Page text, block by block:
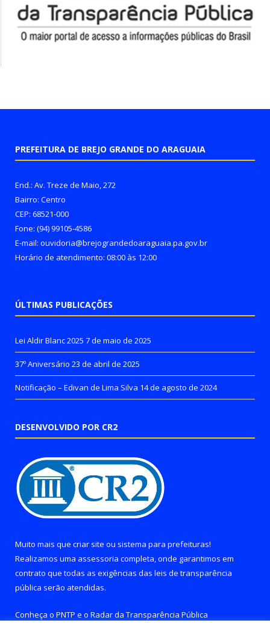
PREFEITURA DE BREJO GRANDE DO ARAGUAIA
End.: Av. Treze de Maio, 272
Bairro: Centro
CEP: 68521-000
Fone: (94) 99105-4586
E-mail: ouvidoria@brejograndedoaraguaia.pa.gov.br
Horário de atendimento: 08:00 às 12:00
ÚLTIMAS PUBLICAÇÕES
Lei Aldir Blanc 2025 7 de maio de 2025
37º Aniversário 23 de abril de 2025
Notificação – Edivan de Lima Silva 14 de agosto de 2024
DESENVOLVIDO POR CR2
Muito mais que criar site ou sistema para prefeituras!
Realizamos uma assessoria completa, onde garantimos em
contrato que todas as exigências das leis de transparência
pública serão atendidas.
Conheça o PNTP e o Radar da Transparência Pública